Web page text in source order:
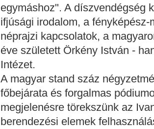
egymáshoz". A díszvendégség
ifjúsági irodalom, a
néprajzi kapcsolatok, a
éve született Örkény István -
Intézet.
A magyar stand száz
főbejárata és forgalmas
megjelenésre törekszünk az
berendezési elemek